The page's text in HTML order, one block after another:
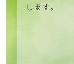
します。